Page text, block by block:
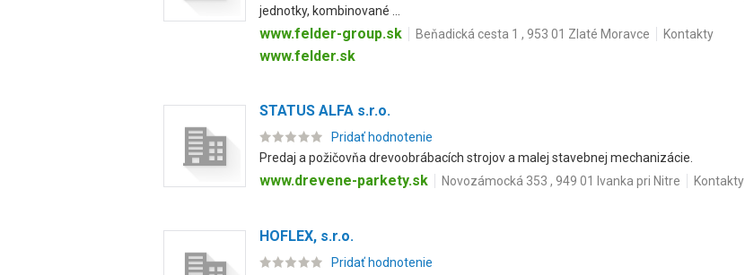
jednotky, kombinované ...
www.felder-group.sk Beňadická cesta 1 , 953 01 Zlaté Moravce Kontakty
www.felder.sk
STATUS ALFA s.r.o.
Pridať hodnotenie
Predaj a požičovňa drevoobrábacích strojov a malej stavebnej mechanizácie.
www.drevene-parkety.sk Novozámocká 353 , 949 01 Ivanka pri Nitre Kontakty
HOFLEX, s.r.o.
Pridať hodnotenie